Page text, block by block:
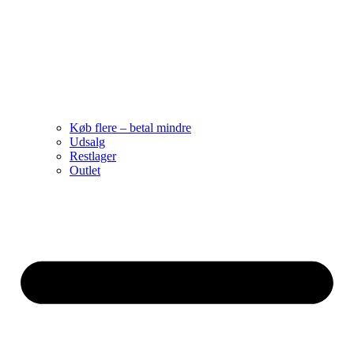
Køb flere – betal mindre
Udsalg
Restlager
Outlet